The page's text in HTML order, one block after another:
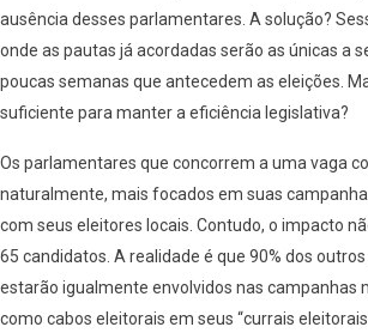
ausência desses parlamentares. A solução?
onde as pautas já acordadas serão as únicas a
poucas semanas que antecedem as eleições.
suficiente para manter a eficiência legislativa?
Os parlamentares que concorrem a uma vaga
naturalmente, mais focados em suas
com seus eleitores locais. Contudo, o impacto
65 candidatos. A realidade é que 90% dos
estarão igualmente envolvidos nas campanhas
como cabos eleitorais em seus “currais